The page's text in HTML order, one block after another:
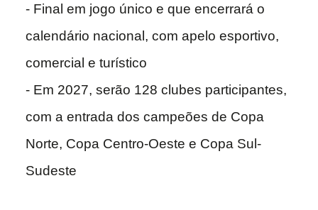
- Final em jogo único e que encerrará o
calendário nacional, com apelo esportivo,
comercial e turístico
- Em 2027, serão 128 clubes participantes,
com a entrada dos campeões de Copa
Norte, Copa Centro-Oeste e Copa Sul-
Sudeste